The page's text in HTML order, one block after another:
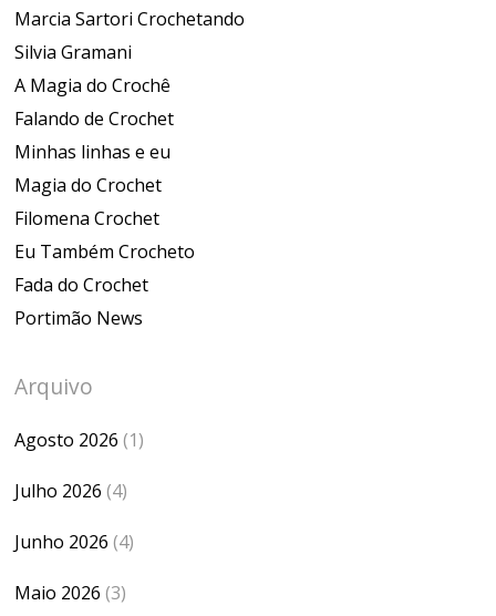
Marcia Sartori Crochetando
Silvia Gramani
A Magia do Crochê
Falando de Crochet
Minhas linhas e eu
Magia do Crochet
Filomena Crochet
Eu Também Crocheto
Fada do Crochet
Portimão News
Arquivo
Agosto 2026 (1)
Julho 2026 (4)
Junho 2026 (4)
Maio 2026 (3)